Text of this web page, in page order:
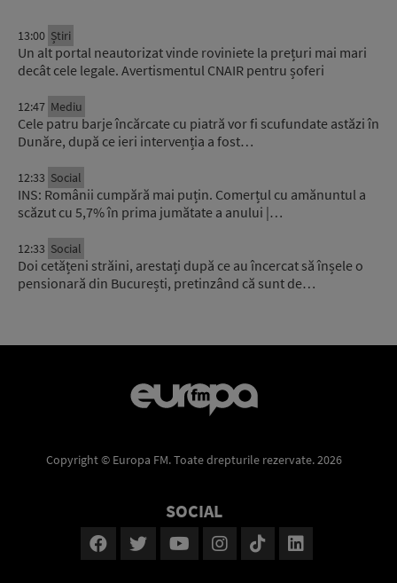
13:00 Știri
Un alt portal neautorizat vinde roviniete la prețuri mai mari
decât cele legale. Avertismentul CNAIR pentru șoferi
12:47 Mediu
Cele patru barje încărcate cu piatră vor fi scufundate astăzi în
Dunăre, după ce ieri intervenția a fost…
12:33 Social
INS: Românii cumpără mai puțin. Comerțul cu amănuntul a
scăzut cu 5,7% în prima jumătate a anului |…
12:33 Social
Doi cetățeni străini, arestați după ce au încercat să înșele o
pensionară din București, pretinzând că sunt de…
Copyright © Europa FM. Toate drepturile rezervate. 2026
SOCIAL